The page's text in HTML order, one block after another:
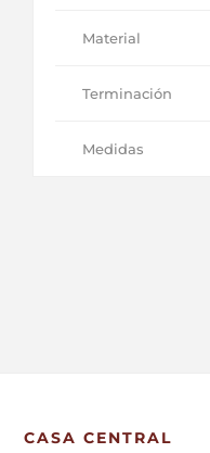
Material
Terminación
Medidas
CASA CENTRAL